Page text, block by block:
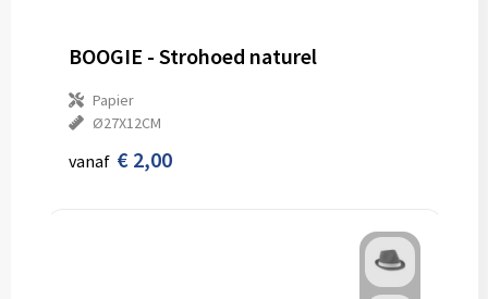
BOOGIE - Strohoed naturel
Papier
Ø27X12CM
vanaf € 2,00